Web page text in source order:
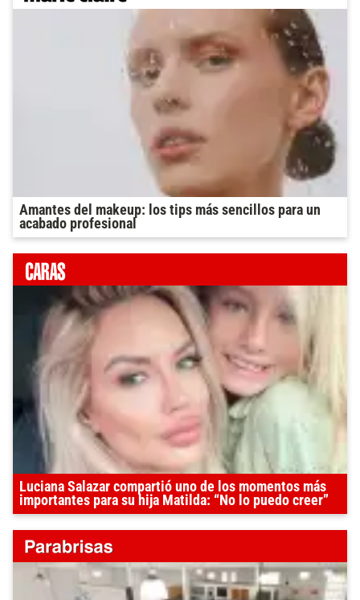
Amantes del makeup: los tips más sencillos para un
acabado profesional
Luciana Salazar compartió uno de los momentos más
importantes para su hija Matilda: “No lo puedo creer”